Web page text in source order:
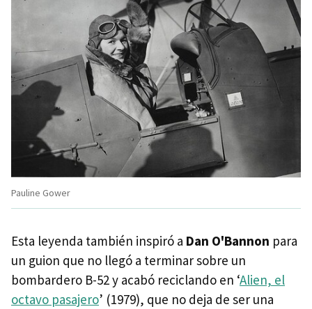
Pauline Gower
Esta leyenda también inspiró a Dan O'Bannon para
un guion que no llegó a terminar sobre un
bombardero B-52 y acabó reciclando en ‘Alien, el
octavo pasajero’ (1979), que no deja de ser una